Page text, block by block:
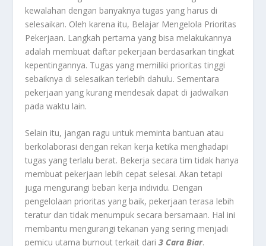
kewalahan dengan banyaknya tugas yang harus di
selesaikan. Oleh karena itu, Belajar Mengelola Prioritas
Pekerjaan. Langkah pertama yang bisa melakukannya
adalah membuat daftar pekerjaan berdasarkan tingkat
kepentingannya. Tugas yang memiliki prioritas tinggi
sebaiknya di selesaikan terlebih dahulu. Sementara
pekerjaan yang kurang mendesak dapat di jadwalkan
pada waktu lain.
Selain itu, jangan ragu untuk meminta bantuan atau
berkolaborasi dengan rekan kerja ketika menghadapi
tugas yang terlalu berat. Bekerja secara tim tidak hanya
membuat pekerjaan lebih cepat selesai. Akan tetapi
juga mengurangi beban kerja individu. Dengan
pengelolaan prioritas yang baik, pekerjaan terasa lebih
teratur dan tidak menumpuk secara bersamaan. Hal ini
membantu mengurangi tekanan yang sering menjadi
pemicu utama burnout terkait dari3 Cara Biar.